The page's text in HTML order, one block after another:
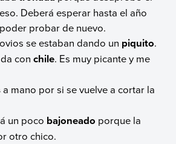
Deberá esperar hasta el año
probar de nuevo.
se estaban dando un piquito.
conchile. Es muy picante y me
a mano por si se vuelve a cortar la
un poco bajoneado porque la
otro chico.